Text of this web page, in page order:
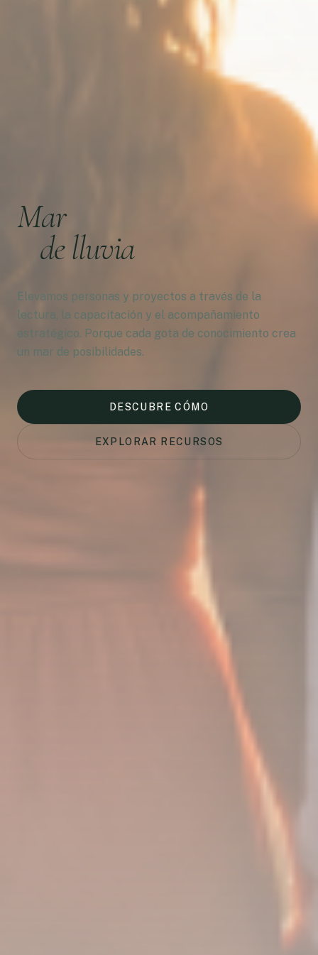
Mar
de lluvia
Elevamos personas y proyectos a través de la
lectura, la capacitación y el acompañamiento
estratégico. Porque cada gota de conocimiento crea
un mar de posibilidades.
DESCUBRE CÓMO
EXPLORAR RECURSOS